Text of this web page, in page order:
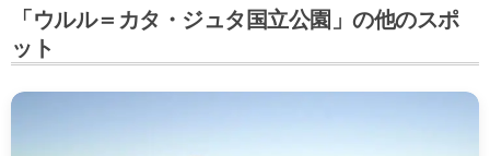
「ウルル＝カタ・ジュタ国立公園」の他のスポ
ット